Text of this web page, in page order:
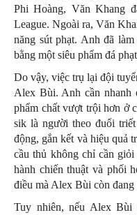
Phi Hoàng, Văn Khang
League. Ngoài ra, Văn
năng sút phạt. Anh đã
bằng một siêu phẩm đá
Do vậy, việc trụ lại đội
Alex Bùi. Anh cần nhanh
phẩm chất vượt trội hơn ở
sik là người theo đuổi
động, gắn kết và hiệu quả
cầu thủ không chỉ cần
hành chiến thuật và phối
điều mà Alex Bùi còn đang
Tuy nhiên, nếu Alex